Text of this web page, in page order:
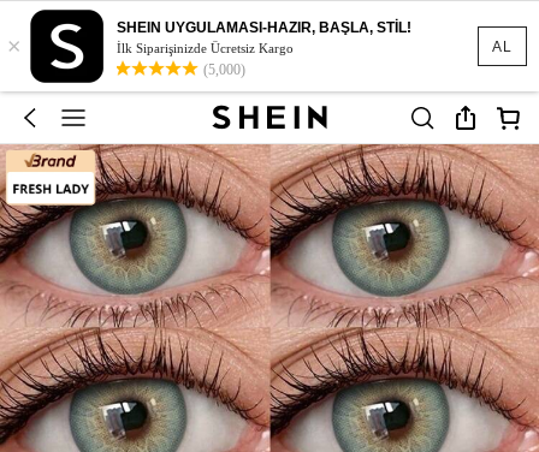
AL
×
SHEIN UYGULAMASI-HAZIR, BAŞLA, STİL!
İlk Siparişinizde Ücretsiz Kargo
(5,000)